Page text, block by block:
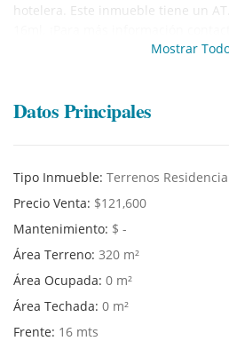
hotelera. Este inmueble tiene un
Mostrar
Datos Principales
Tipo Inmueble: Terrenos
Precio Venta: $121,600
Mantenimiento:
$ -
Área Terreno: 320 m²
Área Ocupada: 0 m²
Área Techada: 0 m²
Frente: 16 mts